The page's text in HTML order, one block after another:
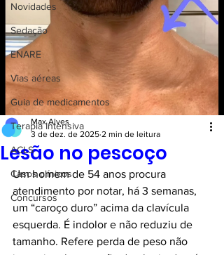
Novidades
Sedação
ENARE
Vias aéreas
Guia de medicamentos
Terapia Intensiva
ACLS
Casos clínicos
Concursos
Lesão no pescoço
Max Alves
3 de dez. de 2025 2 min de leitura
Um homem de 54 anos procura
atendimento por notar, há 3 semanas,
um “caroço duro” acima da clavícula
esquerda. É indolor e não reduziu de
tamanho. Refere perda de peso não